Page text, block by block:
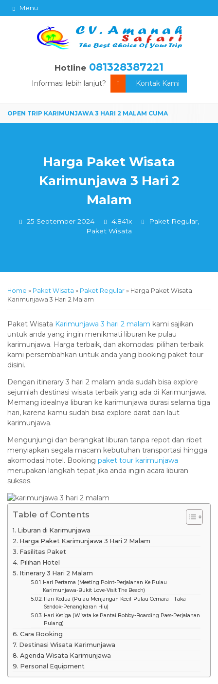
Menu
Hotline 081328387221
Informasi lebih lanjut? Kontak Kami
Harga Paket Wisata
Karimunjawa 3 Hari 2
Malam
25 September 2024 4.841x Paket Regular,
Paket Wisata
Home » Paket Wisata » Paket Regular » Harga Paket Wisata
Karimunjawa 3 Hari 2 Malam
Paket Wisata Karimunjawa 3 hari 2 malam kami sajikan
untuk anda yang ingin menikmati liburan ke pulau
karimunjawa. Harga terbaik, dan akomodasi pilihan terbaik
kami persembahkan untuk anda yang booking paket tour
disini.
Dengan itinerary 3 hari 2 malam anda sudah bisa explore
sejumlah destinasi wisata terbaik yang ada di Karimunjawa.
Memang idealnya liburan ke karimunjawa durasi selama tiga
hari, karena kamu sudah bisa explore darat dan laut
karimunjawa.
Mengunjungi dan berangkat liburan tanpa repot dan ribet
menyiapkan segala macam kebutuhan transportasi hingga
akomodasi hotel. Booking paket tour karimunjawa
merupakan langkah tepat jika anda ingin acara liburan
sukses.
Table of Contents
Liburan di Karimunjawa
Harga Paket Karimunjawa 3 Hari 2 Malam
Fasilitas Paket
Pilihan Hotel
Itinerary 3 Hari 2 Malam
Hari Pertama (Meeting Point-Perjalanan Ke Pulau
Karimunjawa-Bukit Love-Visit The Beach)
Hari Kedua (Pulau Menjangan Kecil-Pulau Cemara – Taka
Sendok-Penangkaran Hiu)
Hari Ketiga (Wisata ke Pantai Bobby-Boarding Pass-Perjalanan
Pulang)
Cara Booking
Destinasi Wisata Karimunjawa
Agenda Wisata Karimunjawa
Personal Equipment